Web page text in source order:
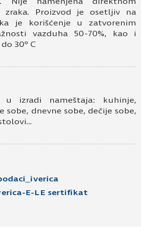
vesti i obaveštenja putem
zraka. Proizvod je osetljiv na
je korišćenje u zatvorenim
vazduha 50-70%, kao i
30º C
u izradi nameštaja: kuhinje,
sobe, dnevne sobe, dečije sobe,
E-LE sertifikat